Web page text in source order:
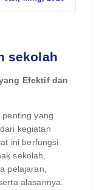
sekolah
Efektif dan
yang
kegiatan
ini berfungsi
sekolah,
pelajaran,
alasannya.